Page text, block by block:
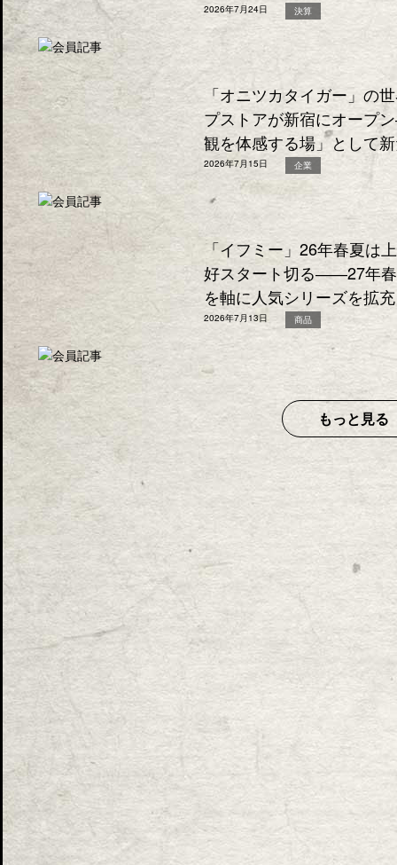
2026年7月24日 決算
「オニツカタイガー」の
プストアが新宿にオープ
観を体感する場」として
2026年7月15日 企業
「イフミー」26年春夏は
好スタート切る――27年
を軸に人気シリーズを拡充
2026年7月13日 商品
もっと見る